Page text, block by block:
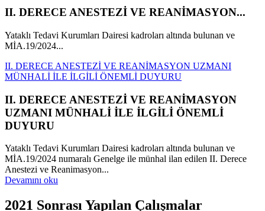
II. DERECE ANESTEZİ VE REANİMASYON...
Yataklı Tedavi Kurumları Dairesi kadroları altında bulunan ve
MİA.19/2024...
II. DERECE ANESTEZİ VE REANİMASYON UZMANI
MÜNHALİ İLE İLGİLİ ÖNEMLİ DUYURU
II. DERECE ANESTEZİ VE REANİMASYON
UZMANI MÜNHALİ İLE İLGİLİ ÖNEMLİ
DUYURU
Yataklı Tedavi Kurumları Dairesi kadroları altında bulunan ve
MİA.19/2024 numaralı Genelge ile münhal ilan edilen II. Derece
Anestezi ve Reanimasyon...
Devamını oku
2021 Sonrası Yapılan Çalışmalar